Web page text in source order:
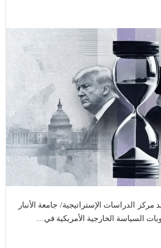
الدراسات الإستراتيجية/ جامعة الأنبار
السياسة الخارجية الأمريكية في…